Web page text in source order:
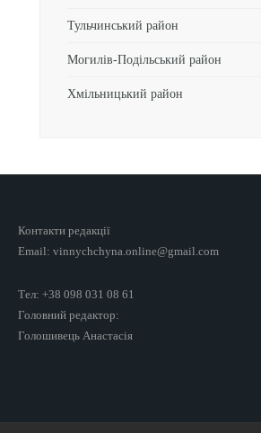
Тульчинський район
Могилів-Подільський район
Хмільницький район
Контакти редакції
Email: vinnychchyna.online@gmail.com
Тел: +38 098 031 08 61
Головний редактор:
Голошивець Анастасія